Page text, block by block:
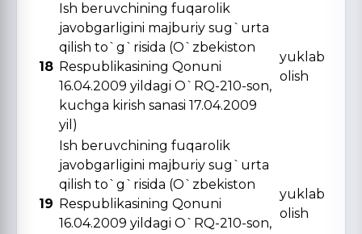
18
Ish beruvchining fuqarolik
javobgarligini majburiy sug`urta
qilish to`g`risida (O`zbekiston
Respublikasining Qonuni
16.04.2009 yildagi O`RQ-210-son,
kuchga kirish sanasi 17.04.2009
yil)
yuklab
olish
19
Ish beruvchining fuqarolik
javobgarligini majburiy sug`urta
qilish to`g`risida (O`zbekiston
Respublikasining Qonuni
16.04.2009 yildagi O`RQ-210-son,
yuklab
olish